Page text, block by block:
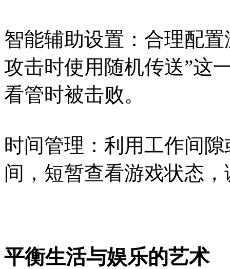
智能辅助设置：合理配
攻击时使用随机传送”这
看管时被击败。
时间管理：利用工作间
间，短暂查看游戏状态
平衡生活与娱乐的艺术